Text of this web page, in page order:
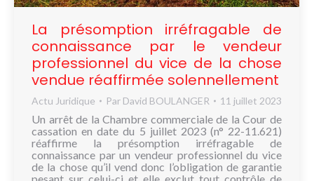
La présomption irréfragable de
connaissance par le vendeur
professionnel du vice de la chose
vendue réaffirmée solennellement
Actu Juridique Par David BOULANGER 11 juillet 2023
Un arrêt de la Chambre commerciale de la Cour de
cassation en date du 5 juillet 2023 (n° 22-11.621)
réaffirme la présomption irréfragable de
connaissance par un vendeur professionnel du vice
de la chose qu’il vend donc l’obligation de garantie